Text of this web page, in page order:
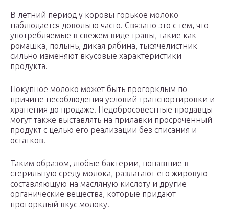
В летний период у коровы горькое молоко
наблюдается довольно часто. Связано это с тем, что
употребляемые в свежем виде травы, такие как
ромашка, полынь, дикая рябина, тысячелистник
сильно изменяют вкусовые характеристики
продукта.
Покупное молоко может быть прогорклым по
причине несоблюдения условий транспортировки и
хранения до продаже. Недобросовестные продавцы
могут также выставлять на прилавки просроченный
продукт с целью его реализации без списания и
остатков.
Таким образом, любые бактерии, попавшие в
стерильную среду молока, разлагают его жировую
составляющую на масляную кислоту и другие
органические вещества, которые придают
прогорклый вкус молоку.